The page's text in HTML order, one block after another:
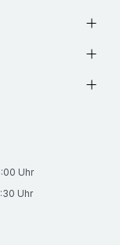
Uhr
Uhr